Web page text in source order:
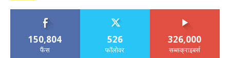
150,804
फैंस
526
फॉलोवर
326,000
सब्सक्राइबर्स